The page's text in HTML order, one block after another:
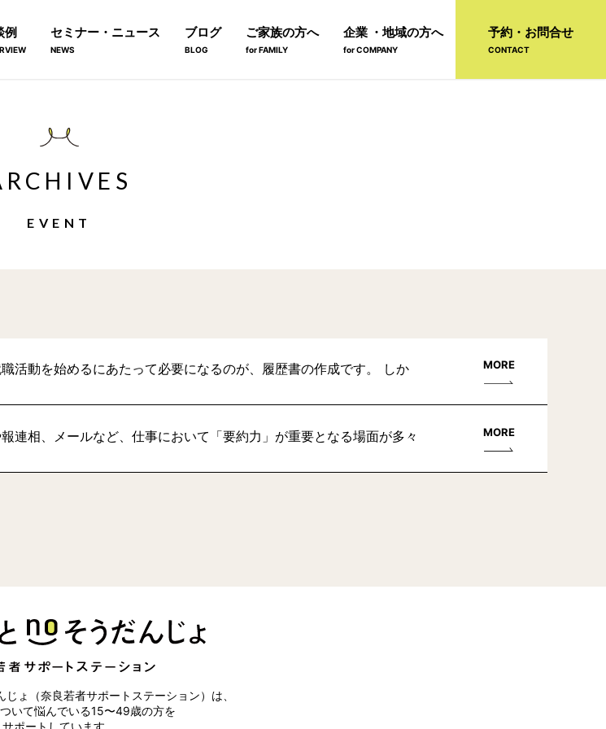
例 セミナー・ニュース
NEWS
ブログ
BLOG
ご家族の方へ
for FAMILY
企業 ・地域の方へ
for COMPANY
予約・お問合せ
CONTACT
EVENT
活動を始めるにあたって必要になるのが、履歴書の作成です。 しか
MORE
連相、メールなど、仕事において「要約力」が重要となる場面が多々
MORE
ょ（奈良若者サポートステーション）は、
いて悩んでいる15〜49歳の方を
サポートしています。